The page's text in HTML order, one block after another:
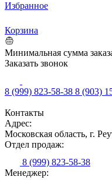
Избранное
Корзина
Минимальная сумма
Заказать звонок
8 (999) 823-58-38 8 (903)
Контакты
Адрес:
Московская область, г.
Отдел продаж:
8 (999) 823-58-38
Менеджер: